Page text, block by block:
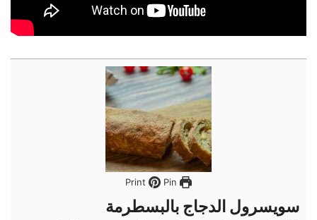
Pin
سويسرول الدجاج بالبسطرمة